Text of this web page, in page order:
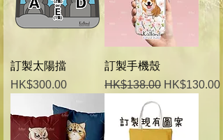
訂製太陽擋
價格
HK$300.00
訂製手機殼
一般價格
HK$138.00 促銷價格
HK$130.00